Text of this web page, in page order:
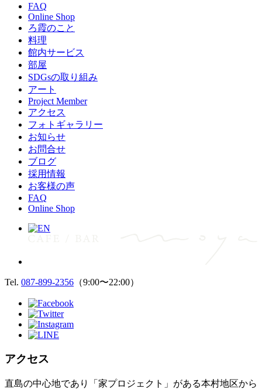
FAQ
Online Shop
ろ霞のこと
料理
館内サービス
部屋
SDGsの取り組み
アート
Project Member
アクセス
フォトギャラリー
お知らせ
お問合せ
ブログ
採用情報
お客様の声
FAQ
Online Shop
Tel. 087-899-2356 （9:00〜22:00）
アクセス
直島の中心地であり「家プロジェクト」がある本村地区から